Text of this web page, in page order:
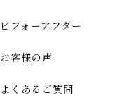
ビフォーアフター
お客様の声
よくあるご質問